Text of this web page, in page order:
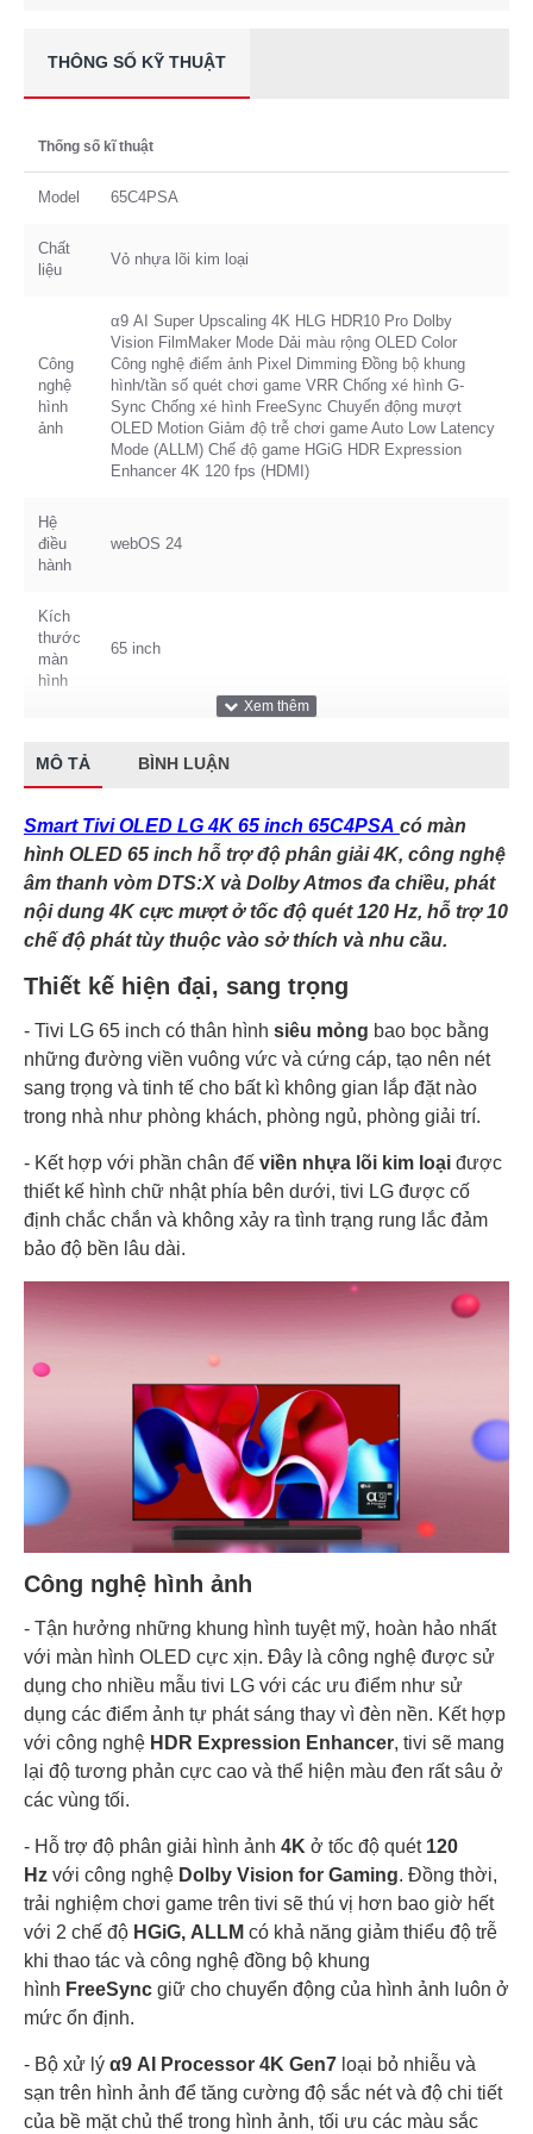
THÔNG SỐ KỸ THUẬT
Thống số kĩ thuật
Model 65C4PSA
Chất
liệu
Vỏ nhựa lõi kim loại
Công
nghệ
hình
ảnh
α9 AI Super Upscaling 4K HLG HDR10 Pro Dolby
Vision FilmMaker Mode Dải màu rộng OLED Color
Công nghệ điểm ảnh Pixel Dimming Đồng bộ khung
hình/tần số quét chơi game VRR Chống xé hình G-
Sync Chống xé hình FreeSync Chuyển động mượt
OLED Motion Giảm độ trễ chơi game Auto Low Latency
Mode (ALLM) Chế độ game HGiG HDR Expression
Enhancer 4K 120 fps (HDMI)
Hệ
điều
hành
webOS 24
Kích
thước
màn
hình
65 inch
Điều
Độ
phân
giải
4K (Ultra HD)
Tiện
ích
Multi View chia nhỏ màn hình tivi Micro tích hợp trên
TV điều khiển giọng nói rảnh tay Nhận diện mệnh lệnh
giọng nói Room to Room Share (Chia sẻ giữa các
Thông số Tivi
Tần
quét
tối đa
Xuất Xứ & Bảo Hành
Hãng
Sản
Indonesia
Năm
mắt
2024
MÔ TẢ BÌNH LUẬN
Smart Tivi OLED LG 4K 65 inch 65C4PSA có màn
hình OLED 65 inch hỗ trợ độ phân giải 4K, công nghệ
âm thanh vòm DTS:X và Dolby Atmos đa chiều, phát
nội dung 4K cực mượt ở tốc độ quét 120 Hz, hỗ trợ 10
chế độ phát tùy thuộc vào sở thích và nhu cầu.
Thiết kế hiện đại, sang trọng
- Tivi LG 65 inch có thân hình siêu mỏng bao bọc bằng
những đường viền vuông vức và cứng cáp, tạo nên nét
sang trọng và tinh tế cho bất kì không gian lắp đặt nào
trong nhà như phòng khách, phòng ngủ, phòng giải trí.
- Kết hợp với phần chân đế viền nhựa lõi kim loại được
thiết kế hình chữ nhật phía bên dưới, tivi LG được cố
định chắc chắn và không xảy ra tình trạng rung lắc đảm
bảo độ bền lâu dài.
Công nghệ hình ảnh
- Tận hưởng những khung hình tuyệt mỹ, hoàn hảo nhất
với màn hình OLED cực xịn. Đây là công nghệ được sử
dụng cho nhiều mẫu tivi LG với các ưu điểm như sử
dụng các điểm ảnh tự phát sáng thay vì đèn nền. Kết hợp
với công nghệ HDR Expression Enhancer, tivi sẽ mang
lại độ tương phản cực cao và thể hiện màu đen rất sâu ở
các vùng tối.
- Hỗ trợ độ phân giải hình ảnh 4K ở tốc độ quét 120
Hz với công nghệ Dolby Vision for Gaming. Đồng thời,
trải nghiệm chơi game trên tivi sẽ thú vị hơn bao giờ hết
với 2 chế độ HGiG, ALLM có khả năng giảm thiểu độ trễ
khi thao tác và công nghệ đồng bộ khung
hình FreeSync giữ cho chuyển động của hình ảnh luôn ở
mức ổn định.
- Bộ xử lý α9 AI Processor 4K Gen7 loại bỏ nhiễu và
sạn trên hình ảnh để tăng cường độ sắc nét và độ chi tiết
của bề mặt chủ thể trong hình ảnh, tối ưu các màu sắc